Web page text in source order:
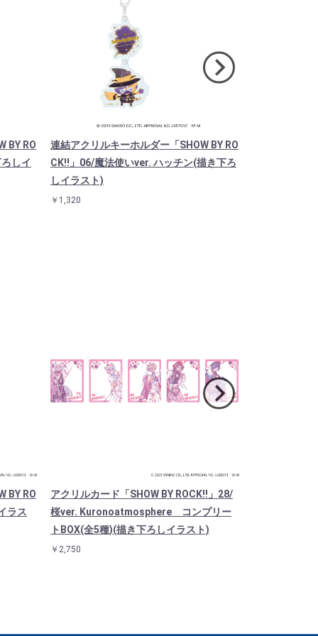
BY RO
しイ
連結アクリルキーホルダー「SHOW BY RO
CK!!」06/魔法使いver. ハッチン(描き下ろ
しイラスト)
￥1,320
BY RO
ラス
アクリルカード「SHOW BY ROCK!!」28/
桜ver. Kuronoatmosphere コンプリー
トBOX(全5種)(描き下ろしイラスト)
￥2,750